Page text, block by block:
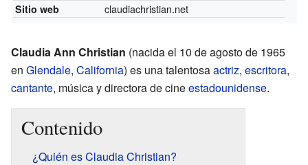
Sitio web claudiachristian.net
Claudia Ann Christian (nacida el 10 de agosto de 1965
en Glendale, California) es una talentosaactriz, escritora,
cantante, música y directora de cineestadounidense.
Contenido
¿Quién es Claudia Christian?